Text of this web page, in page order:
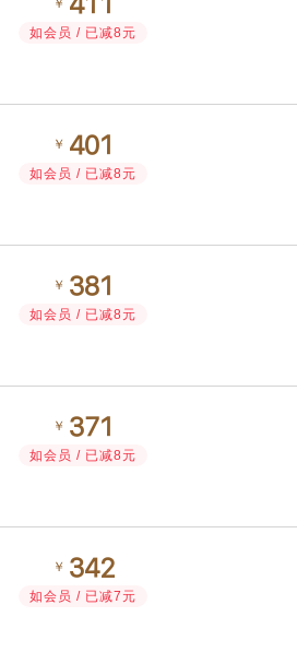
￥  
如会员 / 已减8元
￥ 
如会员 / 已减8元
￥ 
如会员 / 已减8元
￥ 
如会员 / 已减8元
￥ 
如会员 / 已减7元